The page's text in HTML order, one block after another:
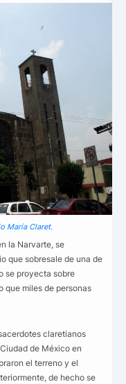
María Claret.
la Narvarte, se
que sobresale de una de
se proyecta sobre
que miles de personas
claretianos
de México en
el terreno y el
de hecho se